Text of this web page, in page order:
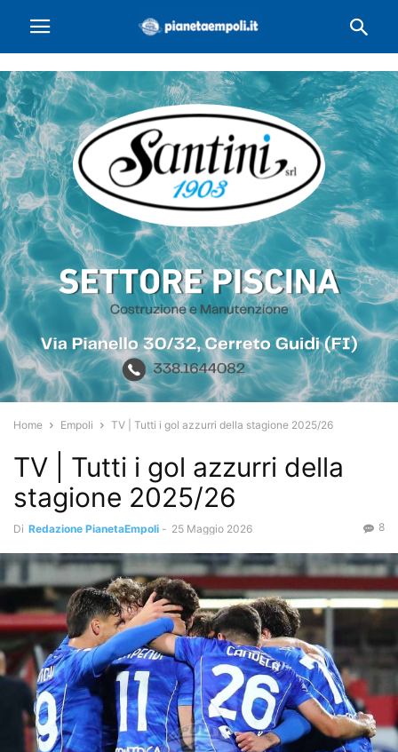
Home Empoli TV | Tutti i gol azzurri della stagione 2025/26
TV | Tutti i gol azzurri della
stagione 2025/26
Di Redazione PianetaEmpoli - 25 Maggio 2026 8